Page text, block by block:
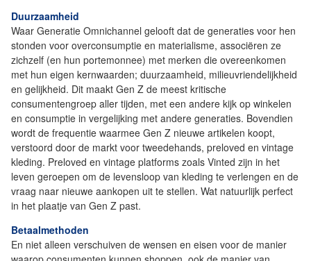
Duurzaamheid
Waar Generatie Omnichannel gelooft dat de generaties voor hen
stonden voor overconsumptie en materialisme, associëren ze
zichzelf (en hun portemonnee) met merken die overeenkomen
met hun eigen kernwaarden; duurzaamheid, milieuvriendelijkheid
en gelijkheid. Dit maakt Gen Z de meest kritische
consumentengroep aller tijden, met een andere kijk op winkelen
en consumptie in vergelijking met andere generaties. Bovendien
wordt de frequentie waarmee Gen Z nieuwe artikelen koopt,
verstoord door de markt voor tweedehands, preloved en vintage
kleding. Preloved en vintage platforms zoals Vinted zijn in het
leven geroepen om de levensloop van kleding te verlengen en de
vraag naar nieuwe aankopen uit te stellen. Wat natuurlijk perfect
in het plaatje van Gen Z past.
Betaalmethoden
En niet alleen verschuiven de wensen en eisen voor de manier